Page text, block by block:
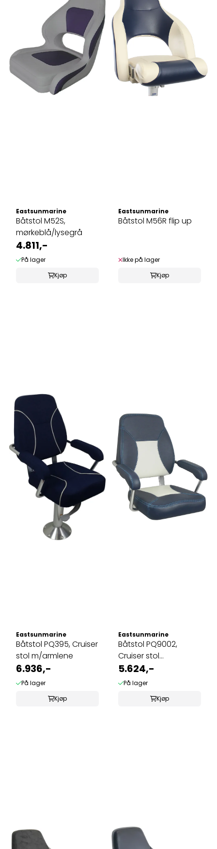
Eastsunmarine
Båtstol M52S,
mørkeblå/lysegrå
4.811,-
På lager
Kjøp
Eastsunmarine
Båtstol M56R flip up
Ikke på lager
Kjøp
Eastsunmarine
Båtstol PQ395, Cruiser
stol m/armlene
6.936,-
På lager
Kjøp
Eastsunmarine
Båtstol PQ9002,
Cruiser stol
m/armlene
5.624,-
På lager
Kjøp